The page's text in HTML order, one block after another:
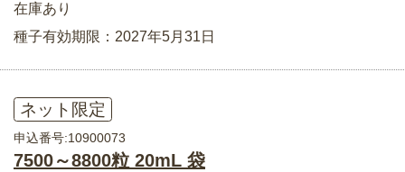
在庫あり
種子有効期限：2027年5月31日
ネット限定
申込番号:10900073
7500～8800粒 20mL 袋